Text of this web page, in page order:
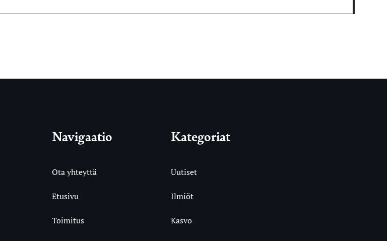
Navigaatio
Ota yhteyttä
Etusivu
Toimitus
Kategoriat
Uutiset
Ilmiöt
Kasvo